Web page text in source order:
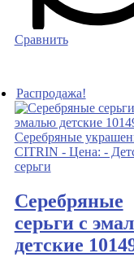
Сравнить
Распродажа!
Серебряные
серьги с
детские